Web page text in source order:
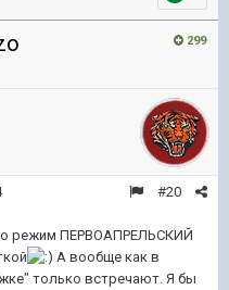
299
#20
режим ПЕРВОАПРЕЛЬСКИЙ
А вообще как в
только встречают. Я бы